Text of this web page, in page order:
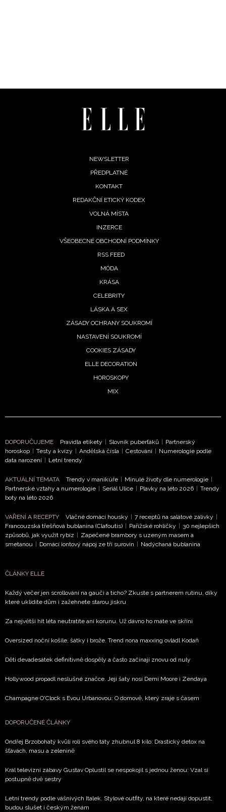
Přihlášením k newsletteru souhlasíte s
podmínkami společnosti BurdaMedia Extra s.r.o.
potvrzujete, že jste se seznámili se
- BurdaMedia Extra s.r.o. bude s
Vašimi údaji pracovat zejména k organizaci a
zpracováním údajů k tomuto účelu podle Zásad ochrany
soukromí BurdaMedia Extra s.r.o., zaškrtněte toto pole.
NEWSLETTER
PŘEDPLATNÉ
KONTAKT
REDAKČNÍ ETICKÝ KODEX
VOLNÁ MÍSTA
INZERCE
VŠEOBECNÉ OBCHODNÍ PODMÍNKY
RSS FEED
MÓDA
KRÁSA
CELEBRITY
LÁSKA A SEX
ZÁSADY OCHRANY SOUKROMÍ
NASTAVENÍ SOUKROMÍ
COOKIES ZÁSADY
ELLE DECORATION
HOROSKOPY
MIX
DOPORUČUJEME Pravidla etikety | Slovník puberťáků | Partnerský
horoskop | Testy a kvízy | Andělská čísla | Cestování | Numerologie podle
data narození | Letní trendy
AKTUÁLNÍ TÉMATA Trendy v manikúře | Minulé životy dle numerologie |
Partnerské vztahy a numerologie | Seriál Ulice | Plavky na léto 2026 | Trendy
boty na léto 2026
VAŘENÍ A RECEPTY Vláčné domácí housky | 7 receptů na salátové zálivky |
Francouzská třešňová bublanina (Clafoutis) | Pařížské rohlíčky | 30 nejlepších
způsobů, jak využít rybíz | Zapečené brambory s uzeným masem a
smetanou | Domácí iontový nápoj ze tří surovin | Nadýchaná bublanina
ČLÁNKY ELLE
Každý večer jen scrollování na gauči a ticho? Zkuste s partnerem rutinu, díky
které uklidíte dům i zažehnete starou jiskru
Za největší hit léta neutratíte ani korunu. Už dávno ho máte ve skříni
Oversized noční košile, šátky i brože. Trend nona maxxing ovládl Kodaň
Děti devadesátek definitivně dospěly a často začínají znovu od nuly
Hollywood propadl neslušné značce. Její šaty nosí Demi Moore i Zendaya
Champagne O'Clock s Evou Urbanovou: O domově, který zraje s časem
DOPORUČENÉ ČLÁNKY
Ondřej Brzobohatý kvůli roli svého táty zhubnul 8 kilo: Drastický detox na
šťávách, masu a zelenině
Král televizní zábavy Gustav Oplustil se nespokojil s jednou ženou: Vzal si
postupně dvě sestry
Letní trendy podle vášnivých Italek. Stylové outfity, na které nedají dopustit,
budou slušet i českým ženám